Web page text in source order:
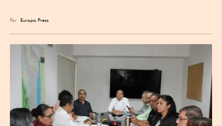
Por Europa Press